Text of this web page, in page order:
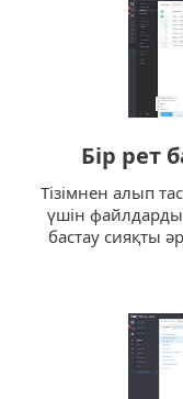
Бір рет
Тізімнен алып
үшін файлдарды
бастау сияқты